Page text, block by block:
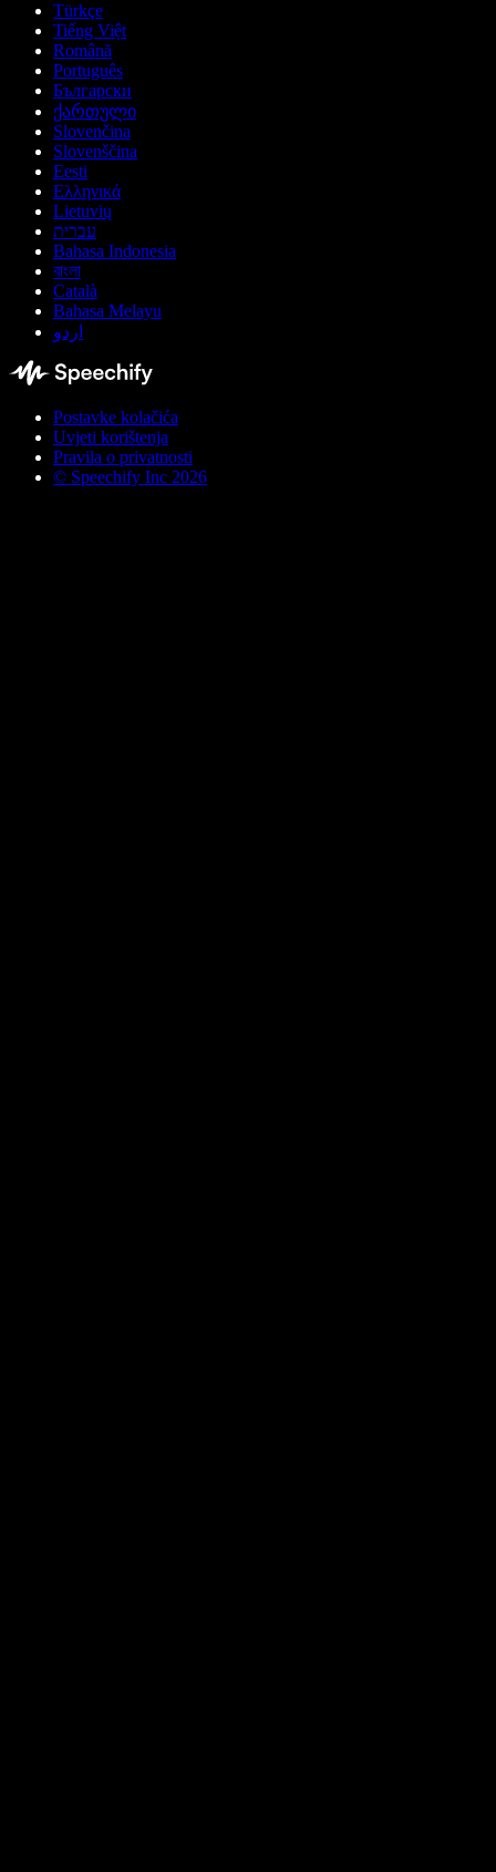
Türkçe
Tiếng Việt
Română
Português
Български
ქართული
Slovenčina
Slovenščina
Eesti
Ελληνικά
Lietuvių
עברית
Bahasa Indonesia
বাংলা
Català
Bahasa Melayu
اردو
Postavke kolačića
Uvjeti korištenja
Pravila o privatnosti
© Speechify Inc 2026